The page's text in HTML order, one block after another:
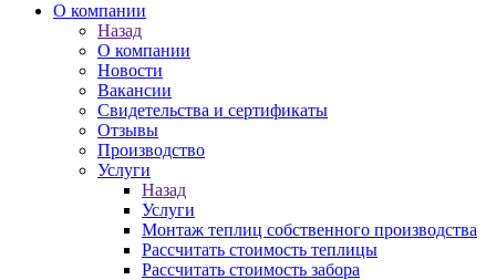
О компании
Назад
О компании
Новости
Вакансии
Свидетельства и сертификаты
Отзывы
Производство
Услуги
Назад
Услуги
Монтаж теплиц собственного производства
Рассчитать стоимость теплицы
Рассчитать стоимость забора